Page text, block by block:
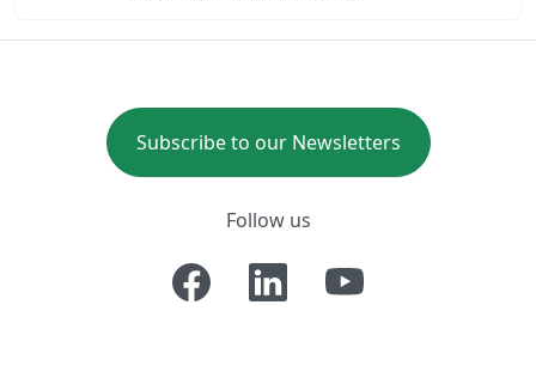
Subscribe to our Newsletters
Follow us